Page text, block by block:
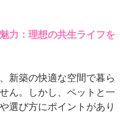
力：理想の共生ライフを
新築の快適な空間で暮ら
ん。しかし、ペットと一
選び方にポイントがあり